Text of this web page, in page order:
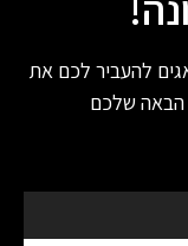
להעביר לכם את
הבאה שלכם